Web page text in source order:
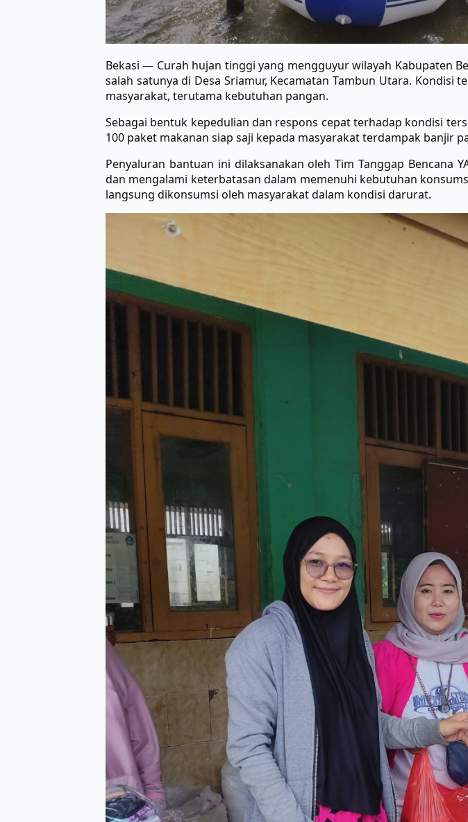
Bekasi — Curah hujan tinggi yang mengguyur wilayah Kabupaten
salah satunya di Desa Sriamur, Kecamatan Tambun Utara.
masyarakat, terutama kebutuhan pangan.
Sebagai bentuk kepedulian dan respons cepat terhadap kondisi
100 paket makanan siap saji kepada masyarakat terdampak banjir
Penyaluran bantuan ini dilaksanakan oleh Tim Tanggap Bencana
dan mengalami keterbatasan dalam memenuhi kebutuhan
langsung dikonsumsi oleh masyarakat dalam kondisi darurat.